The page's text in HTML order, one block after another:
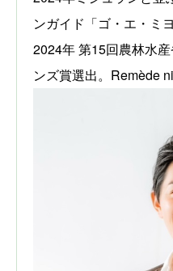
ンガイド「ゴ・エ・ミ
2024年 第15回農林水
ンズ賞選出。Remède